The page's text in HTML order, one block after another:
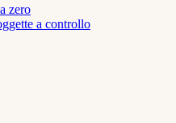
zero
a controllo